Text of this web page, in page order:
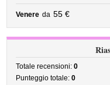
Venere da 55 €
Totale recensioni:0
Punteggio totale:0